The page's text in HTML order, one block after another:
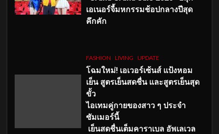
เอเนอร์จี้มหกรรมช้อปกลางปีสุด
คึกคัก
FASHION LIVING UPDATE
โฉมใหม่! เอเวอร์เซ้นส์ แป้งหอม
เย็น สูตรเย็นสดชื่น และสูตรเย็นสุด
ขั้ว
ไอเทมคู่กายของสาว ๆ ประจำ
ซัมเมอร์นี้
เย็นสดชื่นเต็มคาราเบล อัพเลเวล